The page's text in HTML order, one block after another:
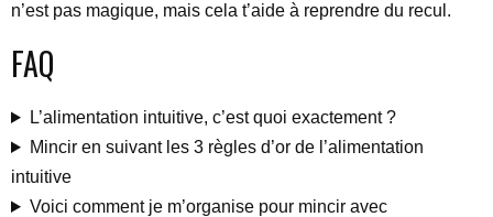
n’est pas magique, mais cela t’aide à reprendre du recul.
FAQ
L’alimentation intuitive, c’est quoi exactement ?
Mincir en suivant les 3 règles d’or de l’alimentation
intuitive
Voici comment je m’organise pour mincir avec